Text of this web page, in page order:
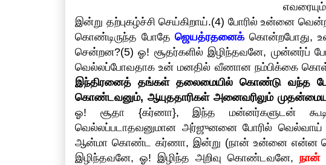
இன்று தற்புகழ்ச்சி செய்கிறாய்.(4) போரில் உன்னை
கொண்டிருந்த போதேஜெயத்ரதனைக்கொன்றபோது,
சென்றன?(5) ஓ! சூதர்களில் இழிந்தவனே, முன்னர்ப்
வெல்லப்போவதாக உன் மனதில் வீணான நம்பிக்கை
இந்திரனைத் தங்கள் தலைமையில் கொண்டு வந்த
கொண்டவனும், ஆயுததாரிகள் அனைவரிலும்
ஓ! சூதா {கர்ணா}, இந்த மன்னர்களுடன்
வெல்லப்படாதவனுமான அர்ஜுனனை போரில்
ஆன்மா கொண்ட கர்ணா, இன்று (நான் உன்னை என்ன
இழிந்தவனே, ஓ! இழிந்த அறிவு கொண்டவனே, நான்